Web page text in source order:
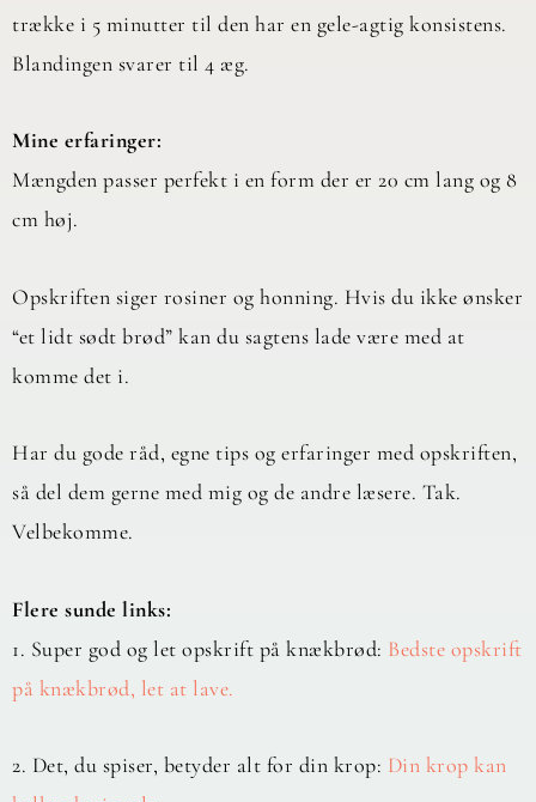
trække i 5 minutter til den har en gele-agtig konsistens.
Blandingen svarer til 4 æg.
Mine erfaringer:
Mængden passer perfekt i en form der er 20 cm lang og 8
cm høj.
Opskriften siger rosiner og honning. Hvis du ikke ønsker
“et lidt sødt brød” kan du sagtens lade være med at
komme det i.
Har du gode råd, egne tips og erfaringer med opskriften,
så del dem gerne med mig og de andre læsere. Tak.
Velbekomme.
Flere sunde links:
1. Super god og let opskrift på knækbrød: Bedste opskrift
på knækbrød, let at lave.
2. Det, du spiser, betyder alt for din krop: Din krop kan